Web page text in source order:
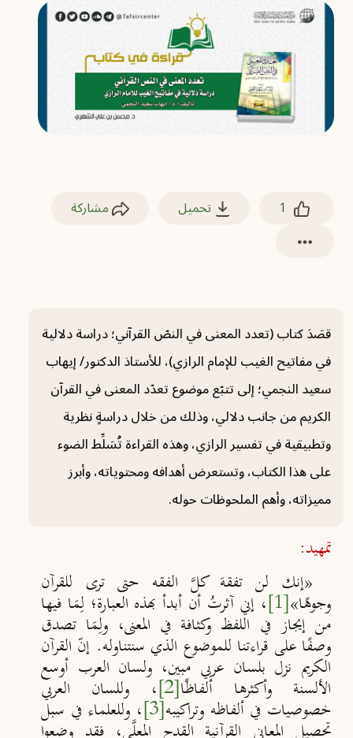
1 تحميل مشاركة
قصَدَ كتاب (تعدد المعنى في النصّ القرآني؛ دراسة دلالية
في مفاتيح الغيب للإمام ‏الرازي‏)، للأستاذ الدكتور/ إيهاب
سعيد النجمي؛ إلى تتبّع موضوع تعدّد المعنى في القرآن
الكريم من جانب دلالي، وذلك من خلال دراسةٍ نظرية
وتطبيقية في تفسير الرازي، وهذه القراءة تُسَلِّط الضوء
على هذا الكتاب، وتستعرض أهدافه ومحتوياته، وأبرز
مميزاته، وأهم الملحوظات حوله.
تمهيد:
«إنك لن تفقهَ كلَّ الفقه حتى ترى للقرآن
وجوهًا»[1] ، إني آثرتُ أن أبدأ بهذه العبارة؛ لِمَا فيها
من إيجاز في اللفظ وكثافة في المعنى، ولِمَا تصدق
وصفًا على قراءتنا للموضوع الذي سنتناوله. إنّ القرآن
الكريم نزل بلسان عربي مبين، ولسان العرب أوسع
الألسنة وأكثرها ألفاظًا[2] ، وللسان العربي
خصوصيات في ألفاظه وتراكيبه[3] ، وللعلماء في سبل